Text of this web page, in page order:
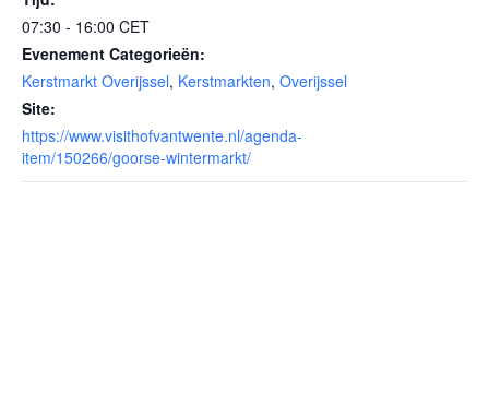
07:30 - 16:00 CET
Evenement Categorieën:
Kerstmarkt Overijssel, Kerstmarkten, Overijssel
Site:
https://www.visithofvantwente.nl/agenda-
item/150266/goorse-wintermarkt/